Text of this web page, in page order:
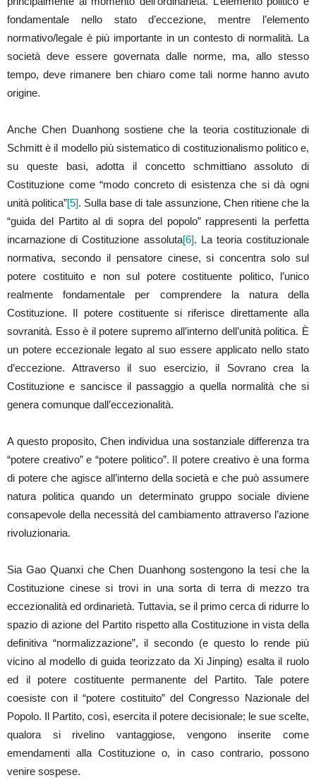
fondamentale nello stato d’eccezione, mentre l’elemento
normativo/legale è più importante in un contesto di normalità. La
società deve essere governata dalle norme, ma, allo stesso
tempo, deve rimanere ben chiaro come tali norme hanno avuto
origine.
Anche Chen Duanhong sostiene che la teoria costituzionale di
Schmitt è il modello più sistematico di costituzionalismo politico e,
su queste basi, adotta il concetto schmittiano assoluto di
Costituzione come “modo concreto di esistenza che si dà ogni
unità politica”[5]. Sulla base di tale assunzione, Chen ritiene che la
“guida del Partito al di sopra del popolo” rappresenti la perfetta
incarnazione di Costituzione assoluta[6]. La teoria costituzionale
normativa, secondo il pensatore cinese, si concentra solo sul
potere costituito e non sul potere costituente politico, l’unico
realmente fondamentale per comprendere la natura della
Costituzione. Il potere costituente si riferisce direttamente alla
sovranità. Esso è il potere supremo all’interno dell’unità politica. È
un potere eccezionale legato al suo essere applicato nello stato
d’eccezione. Attraverso il suo esercizio, il Sovrano crea la
Costituzione e sancisce il passaggio a quella normalità che si
genera comunque dall’eccezionalità.
A questo proposito, Chen individua una sostanziale differenza tra
“potere creativo” e “potere politico”. Il potere creativo è una forma
di potere che agisce all’interno della società e che può assumere
natura politica quando un determinato gruppo sociale diviene
consapevole della necessità del cambiamento attraverso l’azione
rivoluzionaria.
Sia Gao Quanxi che Chen Duanhong sostengono la tesi che la
Costituzione cinese si trovi in una sorta di terra di mezzo tra
eccezionalità ed ordinarietà. Tuttavia, se il primo cerca di ridurre lo
spazio di azione del Partito rispetto alla Costituzione in vista della
definitiva “normalizzazione”, il secondo (e questo lo rende più
vicino al modello di guida teorizzato da Xi Jinping) esalta il ruolo
ed il potere costituente permanente del Partito. Tale potere
coesiste con il “potere costituito” del Congresso Nazionale del
Popolo. Il Partito, così, esercita il potere decisionale; le sue scelte,
qualora si rivelino vantaggiose, vengono inserite come
emendamenti alla Costituzione o, in caso contrario, possono
venire sospese.